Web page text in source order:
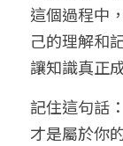
這個過程中
己的理解和
讓知識真正
記住這句話
才是屬於你